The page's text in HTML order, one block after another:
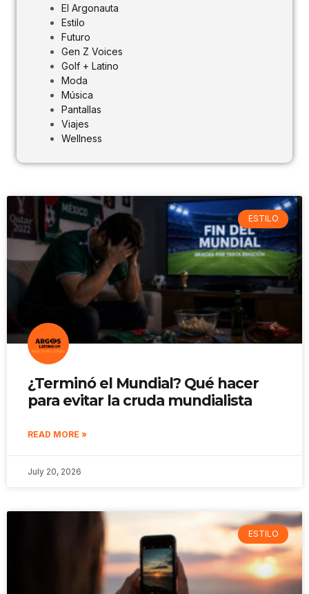
El Argonauta
Estilo
Futuro
Gen Z Voices
Golf + Latino
Moda
Música
Pantallas
Viajes
Wellness
ESTILO
¿Terminó el Mundial? Qué hacer
para evitar la cruda mundialista
READ MORE »
July 20, 2026
ESTILO